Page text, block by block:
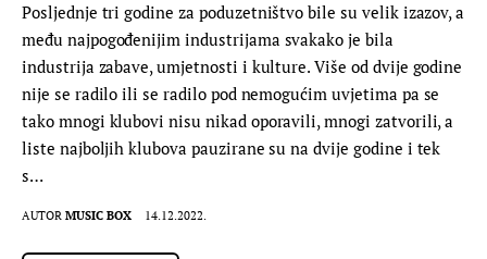
Posljednje tri godine za poduzetništvo bile su velik izazov, a
među najpogođenijim industrijama svakako je bila
industrija zabave, umjetnosti i kulture. Više od dvije godine
nije se radilo ili se radilo pod nemogućim uvjetima pa se
tako mnogi klubovi nisu nikad oporavili, mnogi zatvorili, a
liste najboljih klubova pauzirane su na dvije godine i tek
s…
AUTOR MUSIC BOX 14.12.2022.